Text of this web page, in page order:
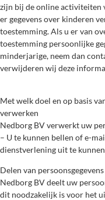
zijn bij de online activiteiten
er gegevens over kinderen
toestemming. Als u er van
toestemming persoonlijke
minderjarige, neem dan
verwijderen wij deze
Met welk doel en op basis
verwerken
Nedborg BV verwerkt uw
– U te kunnen bellen of e-
dienstverlening uit te
Delen van
Nedborg BV deelt uw
dit noodzakelijk is voor het